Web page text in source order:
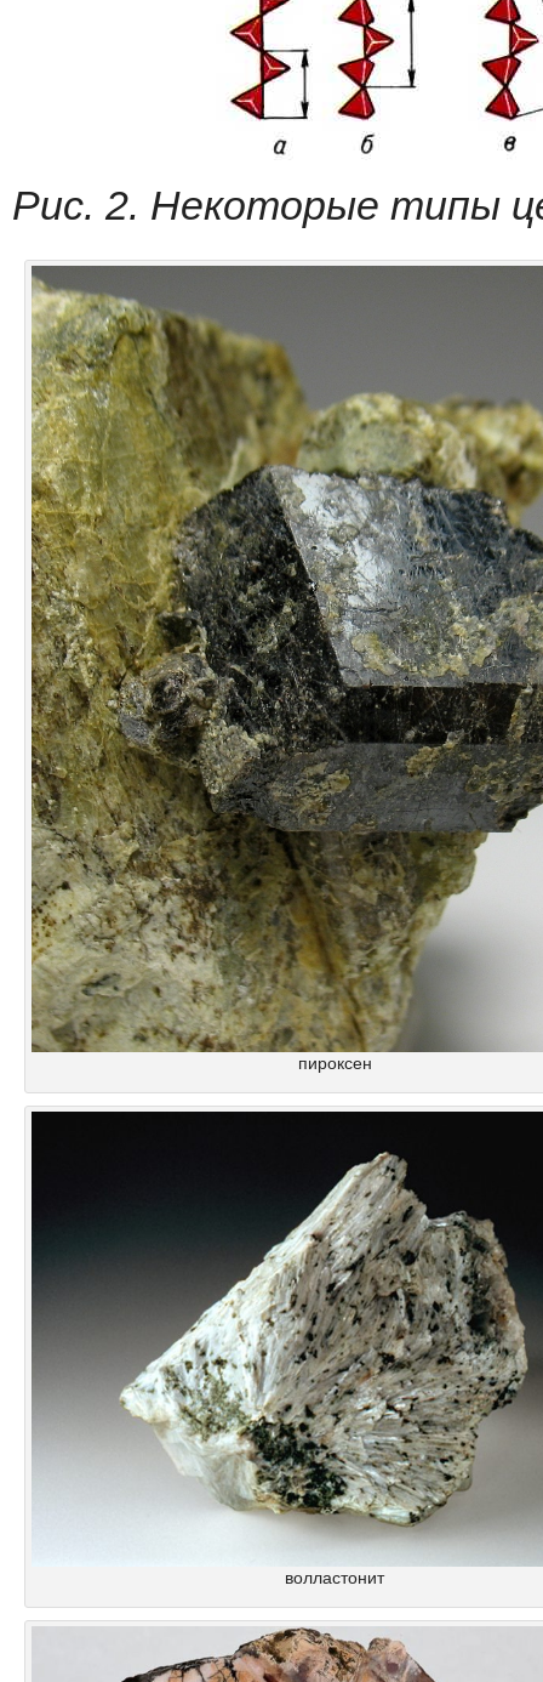
Pис. 2. Hекоторые типы
пироксен
волластонит